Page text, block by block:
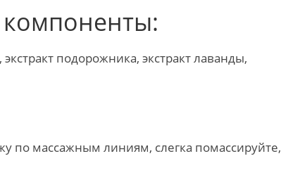
подорожника, экстракт лаванды,
по массажным линиям, слегка помассируйте,